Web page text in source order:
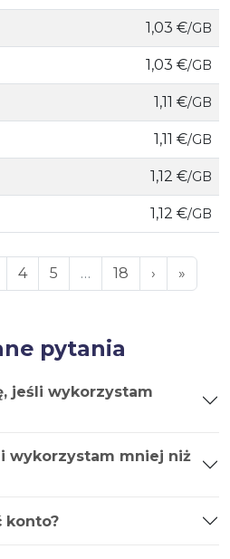
1,03 €/GB
1,03 €/GB
1,11 €/GB
1,11 €/GB
1,12 €/GB
1,12 €/GB
4 5 … 18 › »
pytania
jeśli wykorzystam
wykorzystam mniej niż
konto?